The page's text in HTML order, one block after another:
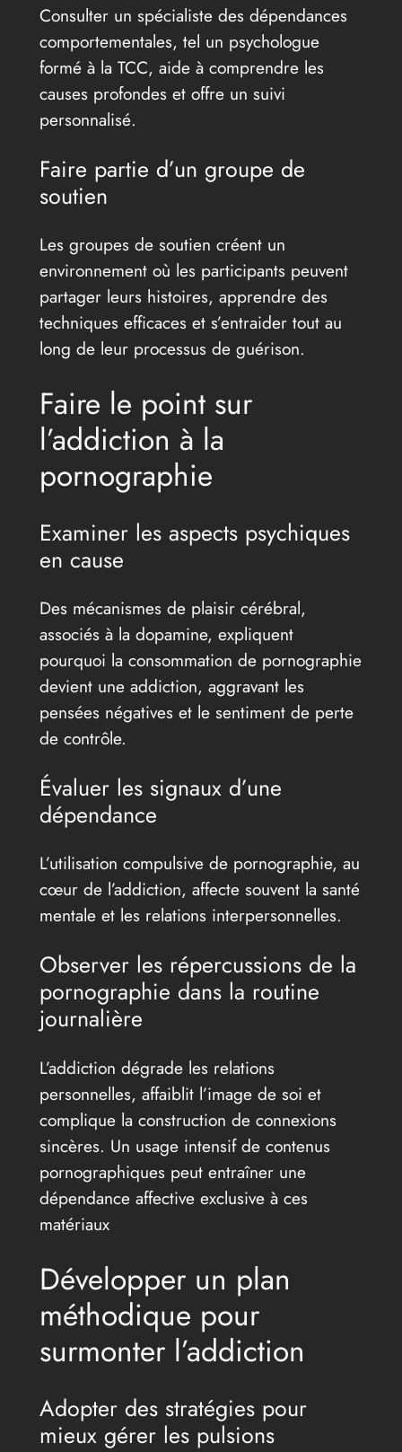
Consulter un spécialiste des dépendances
comportementales, tel un psychologue
formé à la TCC, aide à comprendre les
causes profondes et offre un suivi
personnalisé.
Faire partie d’un groupe de
soutien
Les groupes de soutien créent un
environnement où les participants peuvent
partager leurs histoires, apprendre des
techniques efficaces et s’entraider tout au
long de leur processus de guérison.
Faire le point sur
l’addiction à la
pornographie
Examiner les aspects psychiques
en cause
Des mécanismes de plaisir cérébral,
associés à la dopamine, expliquent
pourquoi la consommation de pornographie
devient une addiction, aggravant les
pensées négatives et le sentiment de perte
de contrôle.
Évaluer les signaux d’une
dépendance
L’utilisation compulsive de pornographie, au
cœur de l’addiction, affecte souvent la santé
mentale et les relations interpersonnelles.
Observer les répercussions de la
pornographie dans la routine
journalière
L’addiction dégrade les relations
personnelles, affaiblit l’image de soi et
complique la construction de connexions
sincères. Un usage intensif de contenus
pornographiques peut entraîner une
dépendance affective exclusive à ces
matériaux
Développer un plan
méthodique pour
surmonter l’addiction
Adopter des stratégies pour
mieux gérer les pulsions